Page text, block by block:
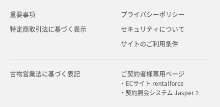
重要事項
特定商取引法に基づく表示
プライバシーポリシー
セキュリティについて
サイトのご利用条件
古物営業法に基づく表記 ご契約者様専用ページ
・ECサイト rentalforce
・契約照会システム Jasper２